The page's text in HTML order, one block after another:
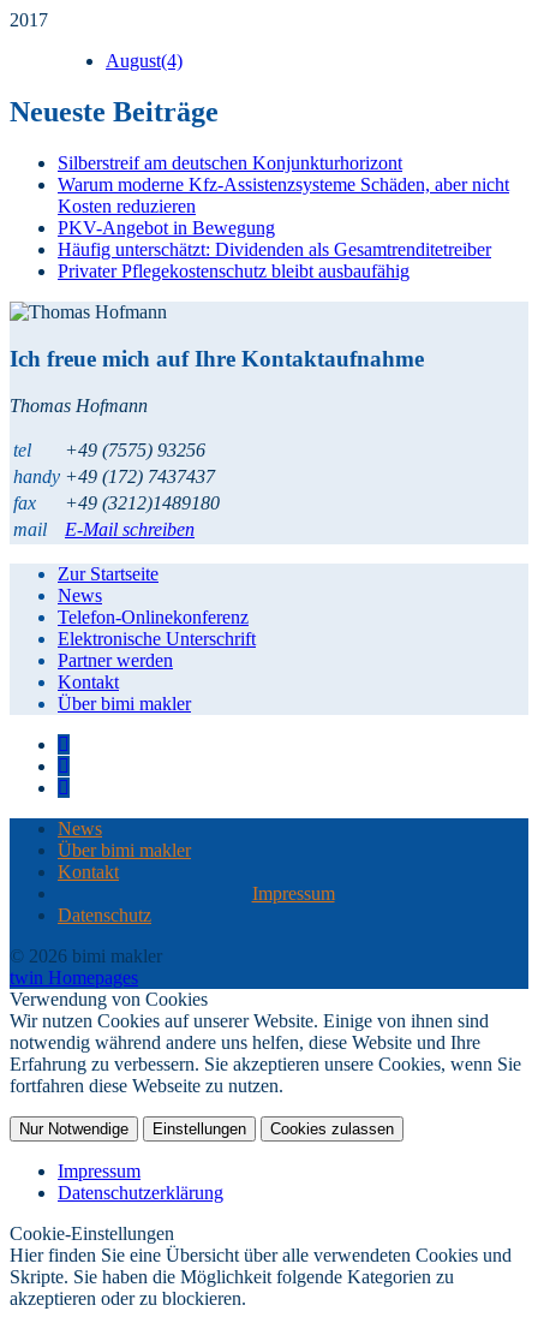
2017
August(4)
Neueste Beiträge
Silberstreif am deutschen Konjunkturhorizont
Warum moderne Kfz-Assistenzsysteme Schäden, aber nicht
Kosten reduzieren
PKV-Angebot in Bewegung
Häufig unterschätzt: Dividenden als Gesamtrenditetreiber
Privater Pflegekostenschutz bleibt ausbaufähig
Ich freue mich auf Ihre Kontaktaufnahme
Thomas Hofmann
tel
+49 (7575) 93256
handy +49 (172) 7437437
fax
+49 (3212)1489180
mail
E-Mail schreiben
Zur Startseite
News
Telefon-Onlinekonferenz
Elektronische Unterschrift
Partner werden
Kontakt
Über bimi makler
News
Über bimi makler
Kontakt
Impressum
Datenschutz
© 2026 bimi makler
twin Homepages
Verwendung von Cookies
Wir nutzen Cookies auf unserer Website. Einige von ihnen sind
notwendig während andere uns helfen, diese Website und Ihre
Erfahrung zu verbessern. Sie akzeptieren unsere Cookies, wenn Sie
fortfahren diese Webseite zu nutzen.
Nur Notwendige Einstellungen Cookies zulassen
Impressum
Datenschutzerklärung
Cookie-Einstellungen
Hier finden Sie eine Übersicht über alle verwendeten Cookies und
Skripte. Sie haben die Möglichkeit folgende Kategorien zu
akzeptieren oder zu blockieren.